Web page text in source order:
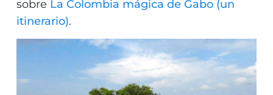
sobre La Colombia mágica de Gabo (un
itinerario).